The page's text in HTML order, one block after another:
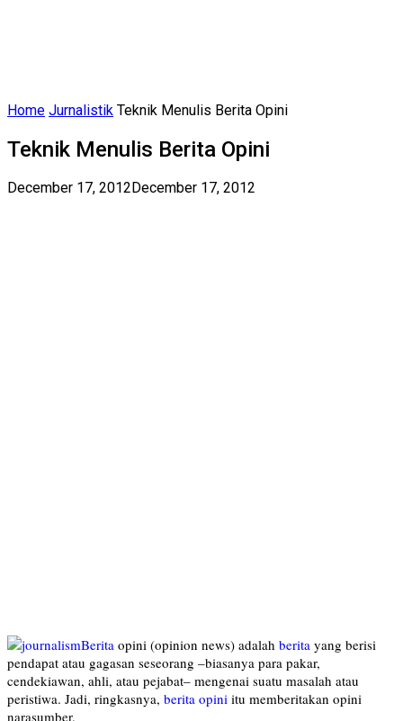
Home Jurnalistik Teknik Menulis Berita Opini
Teknik Menulis Berita Opini
December 17, 2012 December 17, 2012
Berita opini (opinion news) adalah berita yang berisi
pendapat atau gagasan seseorang –biasanya para pakar,
cendekiawan, ahli, atau pejabat– mengenai suatu masalah atau
peristiwa. Jadi, ringkasnya, berita opini itu memberitakan opini
narasumber.